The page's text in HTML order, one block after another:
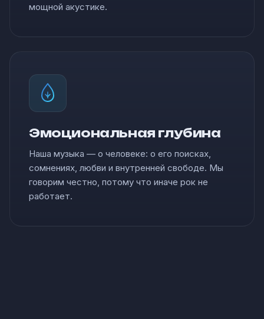
мощной акустике.
Эмоциональная глубина
Наша музыка — о человеке: о его поисках,
сомнениях, любви и внутренней свободе. Мы
говорим честно, потому что иначе рок не
работает.